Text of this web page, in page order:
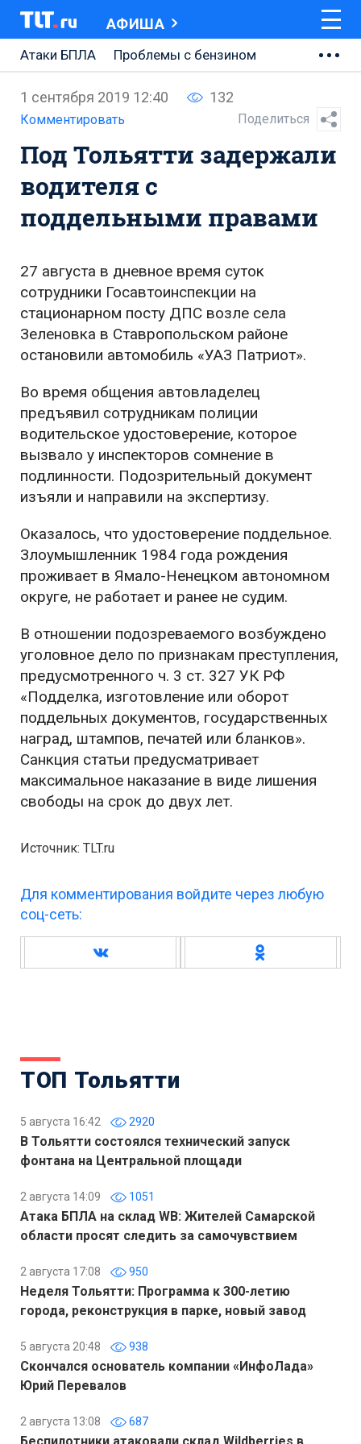
АФИША
Атаки БПЛА
Проблемы с бензином
АВТОВАЗ
Ремонт Центральной площади
Ремонт Обводного шоссе
Набережная Тольятти
Неделя Тольятти
1 сентября 2019 12:40 132
Комментировать Поделиться
Под Тольятти задержали
водителя с
поддельными правами
27 августа в дневное время суток
сотрудники Госавтоинспекции на
стационарном посту ДПС возле села
Зеленовка в Ставропольском районе
остановили автомобиль «УАЗ Патриот».
Во время общения автовладелец
предъявил сотрудникам полиции
водительское удостоверение, которое
вызвало у инспекторов сомнение в
подлинности. Подозрительный документ
изъяли и направили на экспертизу.
Оказалось, что удостоверение поддельное.
Злоумышленник 1984 года рождения
проживает в Ямало-Ненецком автономном
округе, не работает и ранее не судим.
В отношении подозреваемого возбуждено
уголовное дело по признакам преступления,
предусмотренного ч. 3 ст. 327 УК РФ
«Подделка, изготовление или оборот
поддельных документов, государственных
наград, штампов, печатей или бланков».
Санкция статьи предусматривает
максимальное наказание в виде лишения
свободы на срок до двух лет.
Источник: TLT.ru
Для комментирования войдите через любую
соц-сеть:
ТОП Тольятти
5 августа 16:42 2920
В Тольятти состоялся технический запуск
фонтана на Центральной площади
2 августа 14:09 1051
Атака БПЛА на склад WB: Жителей Самарской
области просят следить за самочувствием
2 августа 17:08 950
Неделя Тольятти: Программа к 300-летию
города, реконструкция в парке, новый завод
5 августа 20:48 938
Скончался основатель компании «ИнфоЛада»
Юрий Перевалов
2 августа 13:08 687